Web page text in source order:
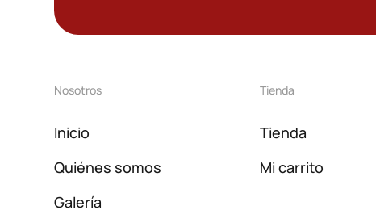
Nosotros
Inicio
Quiénes somos
Galería
Tienda
Tienda
Mi carrito